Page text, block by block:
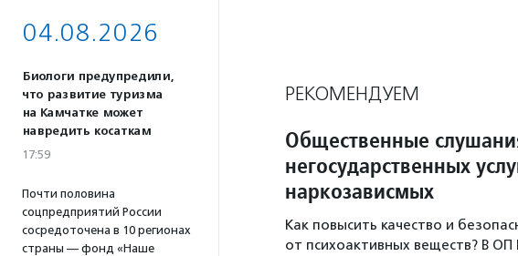
04.08.2026
Биологи предупредили,
что развитие туризма
на Камчатке может
навредить косаткам
17:59
Почти половина
соцпредприятий России
сосредоточена в 10 регионах
страны — фонд «Наше
РЕКОМЕНДУЕМ
Общественные
негосударственных
наркозависмых
Как повысить качество и
от психоактивных веществ? В